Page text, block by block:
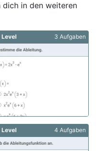
in den weiteren
Level 3 Aufgaben
Level 4 Aufgaben